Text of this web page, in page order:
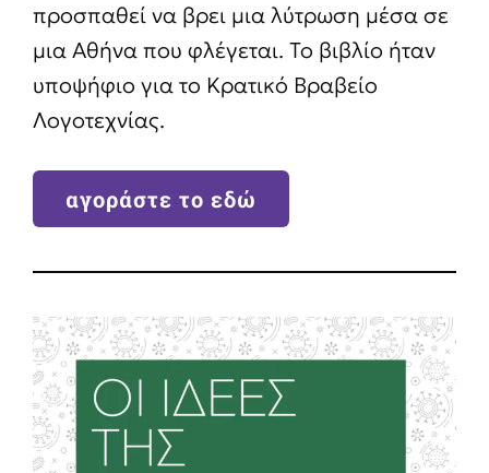
προσπαθεί να βρει μια λύτρωση μέσα σε
μια Αθήνα που φλέγεται. Το βιβλίο ήταν
υποψήφιο για το Κρατικό Βραβείο
Λογοτεχνίας.
αγοράστε το εδώ